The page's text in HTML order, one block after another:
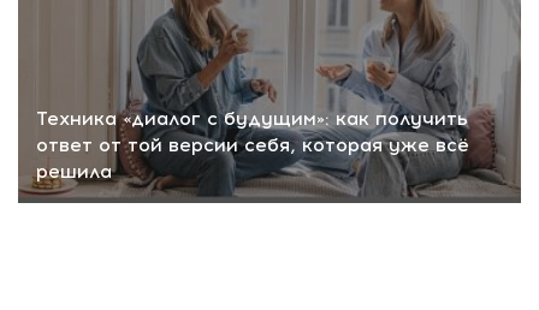
Техника «диалог с будущим»: как получить
ответ от той версии себя, которая уже всё
решила